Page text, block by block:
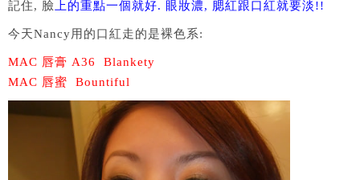
記住, 臉上的重點一個就好. 眼妝濃, 腮紅跟口紅就要淡!!
今天Nancy用的口紅走的是裸色系:
MAC 唇膏 A36 Blankety
MAC 唇蜜 Bountiful